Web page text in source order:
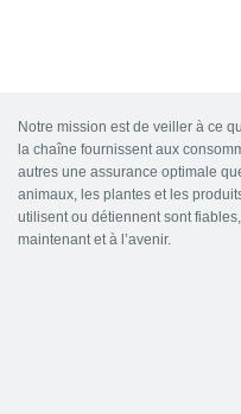
Notre mission est de veiller à ce
la chaîne fournissent aux
autres une assurance optimale
animaux, les plantes et les
utilisent ou détiennent sont
maintenant et à l’avenir.